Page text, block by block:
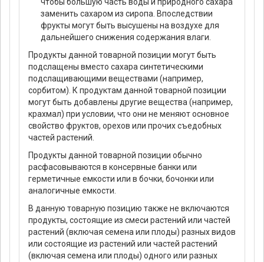
заменить сахаром из сиропа. Впоследствии
фрукты могут быть высушены на воздухе для
дальнейшего снижения содержания влаги.
Продукты данной товарной позиции могут быть
подслащены вместо сахара синтетическими
подслащивающими веществами (например,
сорбитом). К продуктам данной товарной позиции
могут быть добавлены другие вещества (например,
крахмал) при условии, что они не меняют основное
свойство фруктов, орехов или прочих съедобных
частей растений.
Продукты данной товарной позиции обычно
расфасовываются в консервные банки или
герметичные емкости или в бочки, бочонки или
аналогичные емкости.
В данную товарную позицию также не включаются
продукты, состоящие из смеси растений или частей
растений (включая семена или плоды) разных видов
или состоящие из растений или частей растений
(включая семена или плоды) одного или разных